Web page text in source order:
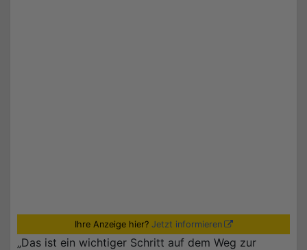
Ihre Anzeige hier? Jetzt informieren
„Das ist ein wichtiger Schritt auf dem Weg zur